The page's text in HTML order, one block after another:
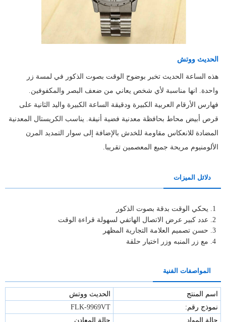
الحديث ووتش
هذه الساعة الحديث تخبر بوضوح الوقت بصوت الذكور في لمسة زر
واحدة. انها مناسبة لأي شخص يعاني من ضعف البصر والمكفوفين.
فهارس الأرقام العربية الكبيرة ودقيقة الساعة الكبيرة واليد الثانية على
قرص أبيض محاط بحافظة معدنية فضية أنيقة. يناسب الكريستال المعدنية
المضادة للانعكاس مقاومة للخدش بالإضافة إلى سوار التمديد المرن
الألومنيوم مريحة جميع المعصمين تقريبا.
دلائل الميزات
1. يحكي الوقت بدقة بصوت الذكور
2. عدد كبير عرض الاتصال الهاتفي لسهولة قراءة الوقت
3. حسن تصميم العلامة التجارية المظهر
4. مع زر المنبه وزر اختيار حلقة
المواصفات الفنية
اسم المنتج
الحديث ووتش
نموذج رقم:
FLK-9969VT
حالة المواد
حالة المعادن